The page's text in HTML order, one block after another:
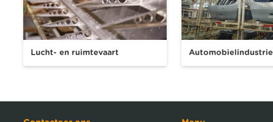
Lucht- en ruimtevaart Automobielindustrie